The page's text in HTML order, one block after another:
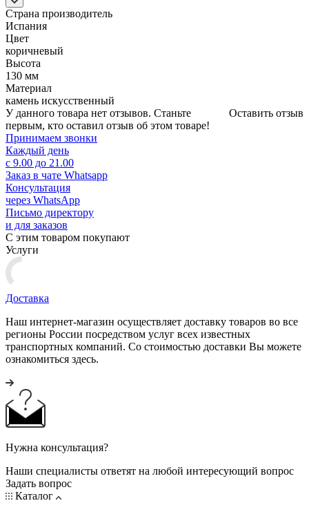
Страна производитель
Испания
Цвет
коричневый
Высота
130 мм
Материал
камень искусственный
Оставить отзыв
У данного товара нет отзывов. Станьте
первым, кто оставил отзыв об этом товаре!
Принимаем звонки
Каждый день
с 9.00 до 21.00
Заказ в чате Whatsapp
Консультация
через WhatsApp
Письмо директору
и для заказов
С этим товаром покупают
Услуги
Доставка
Наш интернет-магазин осуществляет доставку товаров во все
регионы России посредством услуг всех известных
транспортных компаний. Со стоимостью доставки Вы можете
ознакомиться здесь.
Нужна консультация?
Наши специалисты ответят на любой интересующий вопрос
Задать вопрос
Каталог